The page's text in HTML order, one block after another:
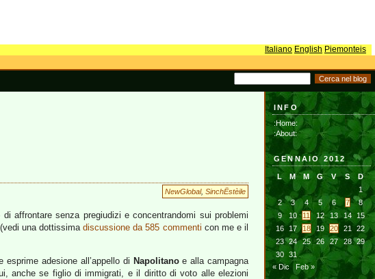
Italiano English Piemonteis
NewGlobal, SinchËstèile
affrontare senza pregiudizi e concentrandomi sui problemi
una dottissimadiscussione da 585 commenti con me e il
adesione all’appello di Napolitanoe alla campagna
anche se figlio di immigrati, e il diritto di voto alle elezioni
INFO
:Home:
:About:
GENNAIO 2012
L M M G V S
D
1
2
3 4 5 6 7
8
9
10 11 12 13 14
15
16
17 18 19 20 21
22
23 24 25 26 27 28
29
30
31
« Dic
Feb »